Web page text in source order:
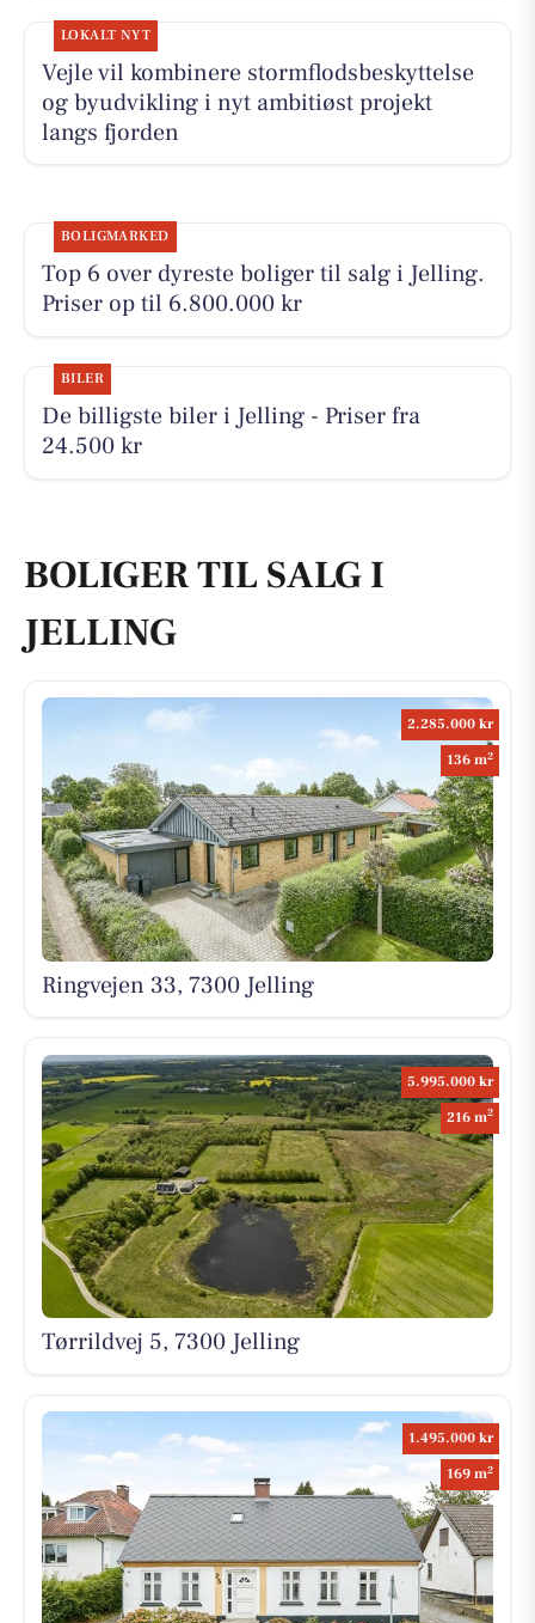
LOKALT NYT
Vejle vil kombinere stormflodsbeskyttelse
og byudvikling i nyt ambitiøst projekt
langs fjorden
BOLIGMARKED
Top 6 over dyreste boliger til salg i Jelling.
Priser op til 6.800.000 kr
BILER
De billigste biler i Jelling - Priser fra
24.500 kr
BOLIGER TIL SALG I
JELLING
2.285.000 kr
136 m2
Ringvejen 33, 7300 Jelling
5.995.000 kr
216 m2
Tørrildvej 5, 7300 Jelling
1.495.000 kr
169 m2